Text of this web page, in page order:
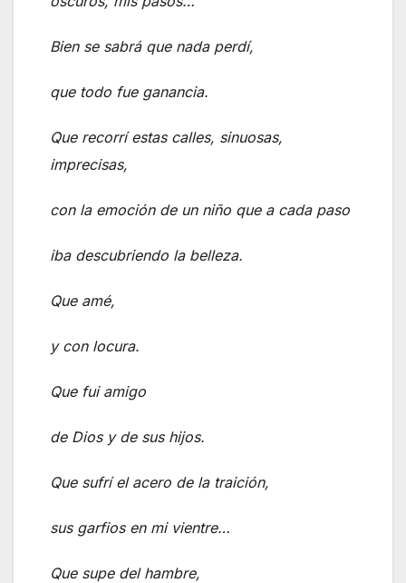
Bien se sabrá que nada perdí,
que todo fue ganancia.
Que recorrí estas calles, sinuosas,
imprecisas,
con la emoción de un niño que a cada paso
iba descubriendo la belleza.
Que amé,
y con locura.
Que fui amigo
de Dios y de sus hijos.
Que sufrí el acero de la traición,
sus garfios en mi vientre…
Que supe del hambre,